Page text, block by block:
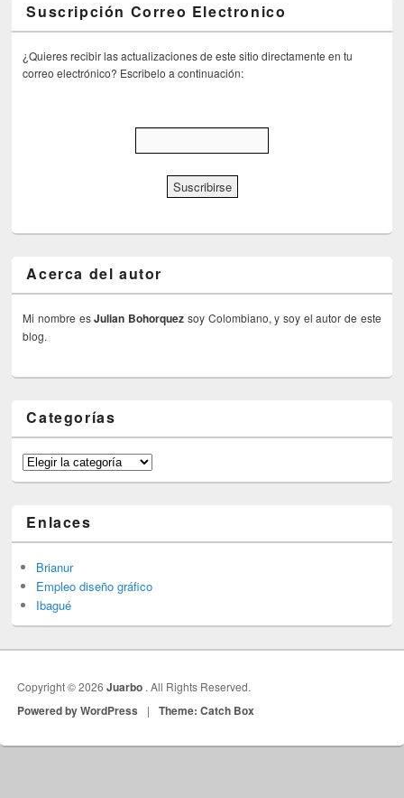
Suscripción Correo Electronico
¿Quieres recibir las actualizaciones de este sitio directamente en tu
correo electrónico? Escribelo a continuación:
Acerca del autor
Mi nombre esJulian Bohorquez soy Colombiano, y soy el autor de este
blog.
Categorías
Categorías
Enlaces
Brianur
Empleo diseño gráfico
Ibagué
Copyright © 2026Juarbo . All Rights Reserved.
Powered by WordPress | Theme: Catch Box